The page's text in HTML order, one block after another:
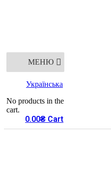
МЕНЮ
Українська
No products in the
cart.
0.00₴ Cart